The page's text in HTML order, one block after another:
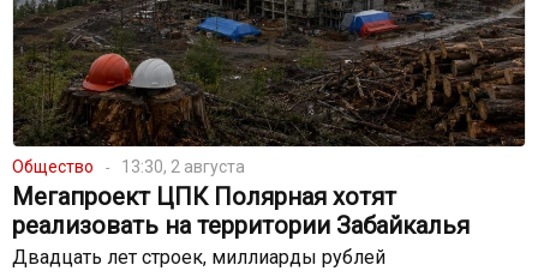
Общество 13:30, 2 августа
Мегапроект ЦПК Полярная хотят
реализовать на территории Забайкалья
Двадцать лет строек, миллиарды рублей